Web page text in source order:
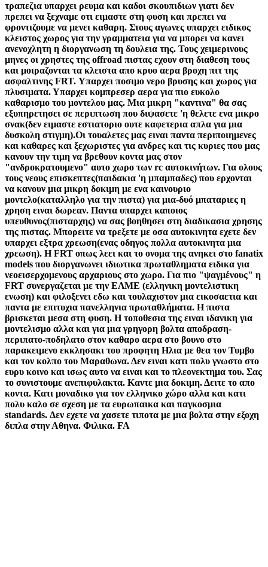
τραπεζια υπαρχει ρευμα και καδοι σκουπιδιων γιατι δεν
πρεπει να ξεχναμε οτι ειμαστε στη φυση και πρεπει να
φροντιζουμε να μενει καθαρη. Στους αγωνες υπαρχει ειδικος
κλειστος χωρος για την γραμματεια για να μπορει να κανει
ανενοχλητη η διοργανωση τη δουλεια της. Τους χειμερινους
μηνες οι χρηστες της offroad πιστας εχουν στη διαθεση τους
και μοιραζονται τα κλειστα απο κρυο αερα βροχη πιτ της
ασφαλτινης FRT. Υπαρχει ποσιμο νερο βρυσης και χωρος για
πλυσιματα. Υπαρχει κομπρεσερ αερα για πιο ευκολο
καθαρισμο του μοντελου μας. Μια μικρη "καντινα" θα σας
εξυπηρετησει σε περιπτωση που διψασετε 'η θελετε ενα μικρο
σνακ(δεν ειμαστε εστιατοριο ουτε καφετερια απλα για μια
δυσκολη στιγμη).Οι τουαλετες μας ειναι παντα περιποιημενες
και καθαρες και ξεχωριστες για ανδρες και τις κυριες που μας
κανουν την τιμη να βρεθουν κοντα μας στον
"ανδροκρατουμενο" αυτο χωρο των rc αυτοκινήτων. Για ολους
τους νεους επισκεπτες(παιδακια 'η μπαμπαδες) που ερχονται
να κανουν μια μικρη δοκιμη με ενα καινουριο
μοντελο(καταλληλο για την πιστα) για μια-δυό μπαταριες η
χρηση ειναι δωρεαν. Παντα υπαρχει καποιος
υπευθυνος(πισταρχης) να σας βοηθησει στη διαδικασια χρησης
της πιστας. Μπορειτε να τρεξετε με οσα αυτοκινητα εχετε δεν
υπαρχει εξτρα χρεωση(ενας οδηγος πολλα αυτοκινητα μια
χρεωση). Η FRT οπως λεει και το ονομα της ανηκει στο fanatix
models που διοργανωνει ιδιωτικα πρωταθληματα ειδικα για
νεοεισερχομενους αρχαριους στο χωρο. Για πιο "ψαγμένους" η
FRT συνεργαζεται με την ΕΛΜΕ (ελληνικη μοντελιστικη
ενωση) και φιλοξενει εδω και τουλαχιστον μια εικοσαετια και
παντα με επιτυχια πανελληνια πρωταθλήματα. Η πιστα
βρισκεται μεσα στη φυση. Η τοποθεσια της ειναι ιδανικη για
μοντελισμο αλλα και για μια γρηγορη βολτα αποδραση-
περιπατο-ποδηλατο στον καθαρο αερα στο βουνο στο
παρακειμενο εκκλησακι του προφητη Ηλια με θεα τον Τυμβο
και τον κολπο του Μαραθωνα. Δεν ειναι κατι πολυ γνωστο στο
ευρυ κοινο και ισως αυτο να ειναι και το πλεονεκτημα του. Σας
το συνιστουμε ανεπιφυλακτα. Καντε μια δοκιμη. Δειτε το απο
κοντα. Κατι μοναδικο για τον ελληνικο χώρο αλλα και κατι
πολυ καλο σε σχεση με τα ευρωπαικα και παγκοσμια
standards. Δεν εχετε να χασετε τιποτα με μια βολτα στην εξοχη
διπλα στην Αθηνα. Φιλικα. FA